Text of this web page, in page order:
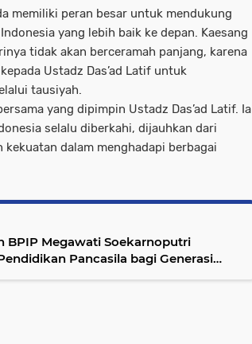
memiliki peran besar untuk mendukung
yang lebih baik ke depan. Kaesang
tidak akan berceramah panjang, karena
Ustadz Das’ad Latif untuk
tausiyah.
yang dipimpin Ustadz Das’ad Latif. Ia
selalu diberkahi, dijauhkan dari
dalam menghadapi berbagai
BPIP Megawati Soekarnoputri
Pancasila bagi Generasi